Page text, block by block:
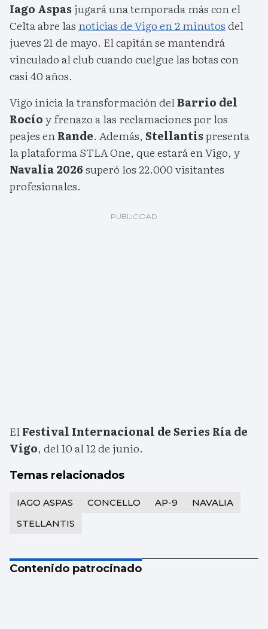
Iago Aspas jugará una temporada más con el
Celta abre las noticias de Vigo en 2 minutosdel
jueves 21 de mayo. El capitán se mantendrá
vinculado al club cuando cuelgue las botas con
casi 40 años.
Vigo inicia la transformación delBarrio del
Rocíoy frenazo a las reclamaciones por los
peajes enRande. Además, Stellantispresenta
la plataforma STLA One, que estará en Vigo, y
Navalia 2026superó los 22.000 visitantes
profesionales.
ElFestival Internacional de Series Ría de
Vigo, del 10 al 12 de junio.
Temas relacionados
IAGO ASPAS CONCELLO AP-9
NAVALIA
STELLANTIS
Contenido patrocinado